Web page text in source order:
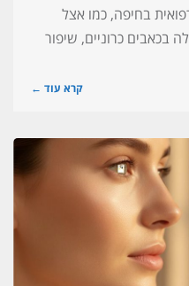
בחיפה, כמו אצל
בכאבים כרוניים, שיפור
קרא עוד ←